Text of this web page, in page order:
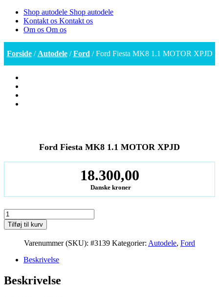
Shop autodele Shop autodele
Kontakt os Kontakt os
Om os Om os
Forside/ Autodele/Ford / Ford Fiesta MK8 1.1 MOTOR XPJD
Ford Fiesta MK8 1.1 MOTOR XPJD
18.300,00
Danske kroner
Ford
Fiesta
MK8
MOTOR
Tilføj til kurv
Varenummer (SKU): #3139 Kategorier: Autodele, Ford
Beskrivelse
Beskrivelse